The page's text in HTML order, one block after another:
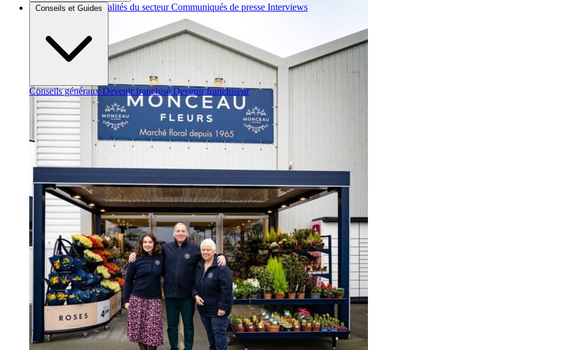
Brèves et actus Actualités du secteur Communiqués de presse Interviews
Conseils et Guides
Conseils généraux Devenir franchisé Devenir franchiseur